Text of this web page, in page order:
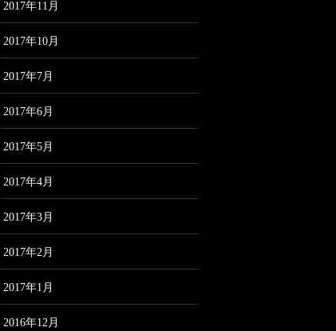
2017年11月
2017年10月
2017年7月
2017年6月
2017年5月
2017年4月
2017年3月
2017年2月
2017年1月
2016年12月